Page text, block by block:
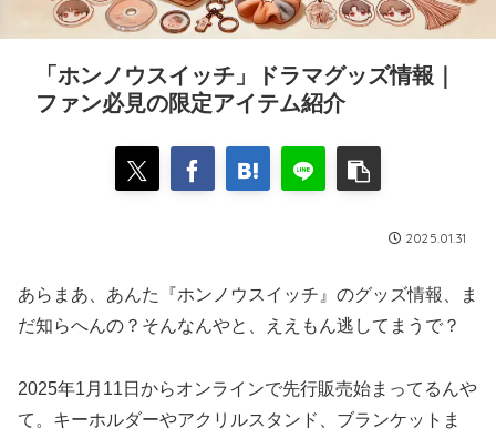
「ホンノウスイッチ」ドラマグッズ情報｜
ファン必見の限定アイテム紹介
2025.01.31
あらまあ、あんた『ホンノウスイッチ』のグッズ情報、ま
だ知らへんの？そんなんやと、ええもん逃してまうで？
2025年1月11日からオンラインで先行販売始まってるんや
て。キーホルダーやアクリルスタンド、ブランケットま